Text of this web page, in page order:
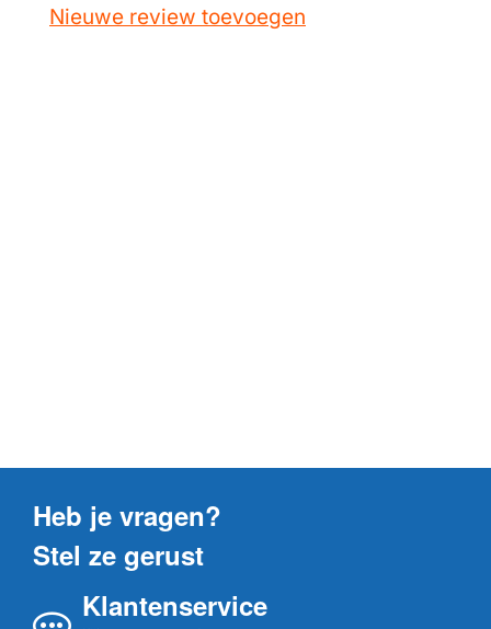
Nieuwe review toevoegen
Heb je vragen?
Stel ze gerust
Klantenservice